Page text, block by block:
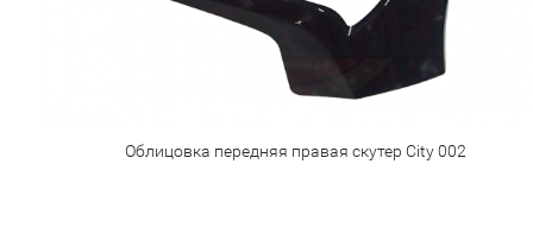
Облицовка передняя правая скутер City 002